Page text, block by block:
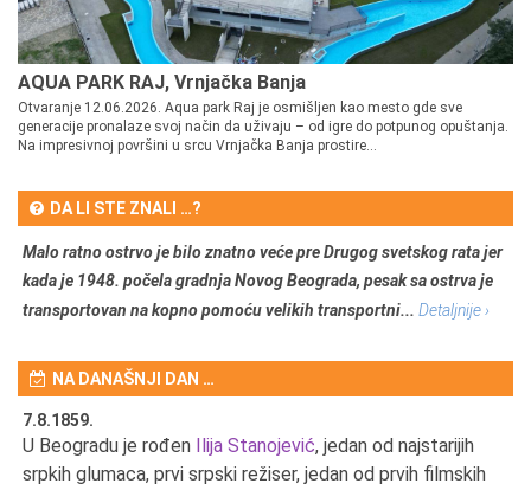
AQUA PARK RAJ, Vrnjačka Banja
Otvaranje 12.06.2026. Aqua park Raj je osmišljen kao mesto gde sve
generacije pronalaze svoj način da uživaju – od igre do potpunog opuštanja.
Na impresivnoj površini u srcu Vrnjačka Banja prostire...
DA LI STE ZNALI …?
Malo ratno ostrvo je bilo znatno veće pre Drugog svetskog rata jer
kada je 1948. počela gradnja Novog Beograda, pesak sa ostrva je
transportovan na kopno pomoću velikih transportni... Detaljnije ›
NA DANAŠNJI DAN …
7.8.1859.
U Beogradu je rođen Ilija Stanojević, jedan od najstarijih
srpkih glumaca, prvi srpski režiser, jedan od prvih filmskih